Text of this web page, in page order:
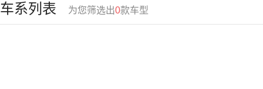
车系列表 为您筛选出0款车型